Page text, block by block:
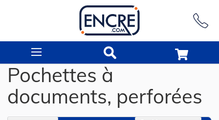
Pochettes à
documents, perforées